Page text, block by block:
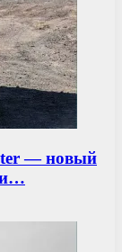
— новый
и…